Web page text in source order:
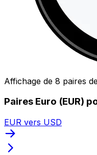
Affichage de 8 paires
Paires Euro (EUR)
EUR vers USD